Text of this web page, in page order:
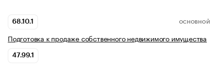
68.10.1 ОСНОВНОЙ
Подготовка к продаже собственного недвижимого имущества
47.99.1